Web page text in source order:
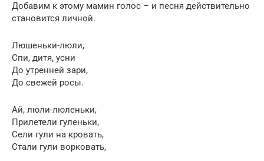
Добавим к этому мамин голос – и песня действительно
становится личной.
Люшеньки-люли,
Спи, дитя, усни
До утренней зари,
До свежей росы.
Ай, люли-люленьки,
Прилетели гуленьки,
Сели гули на кровать,
Стали гули ворковать,